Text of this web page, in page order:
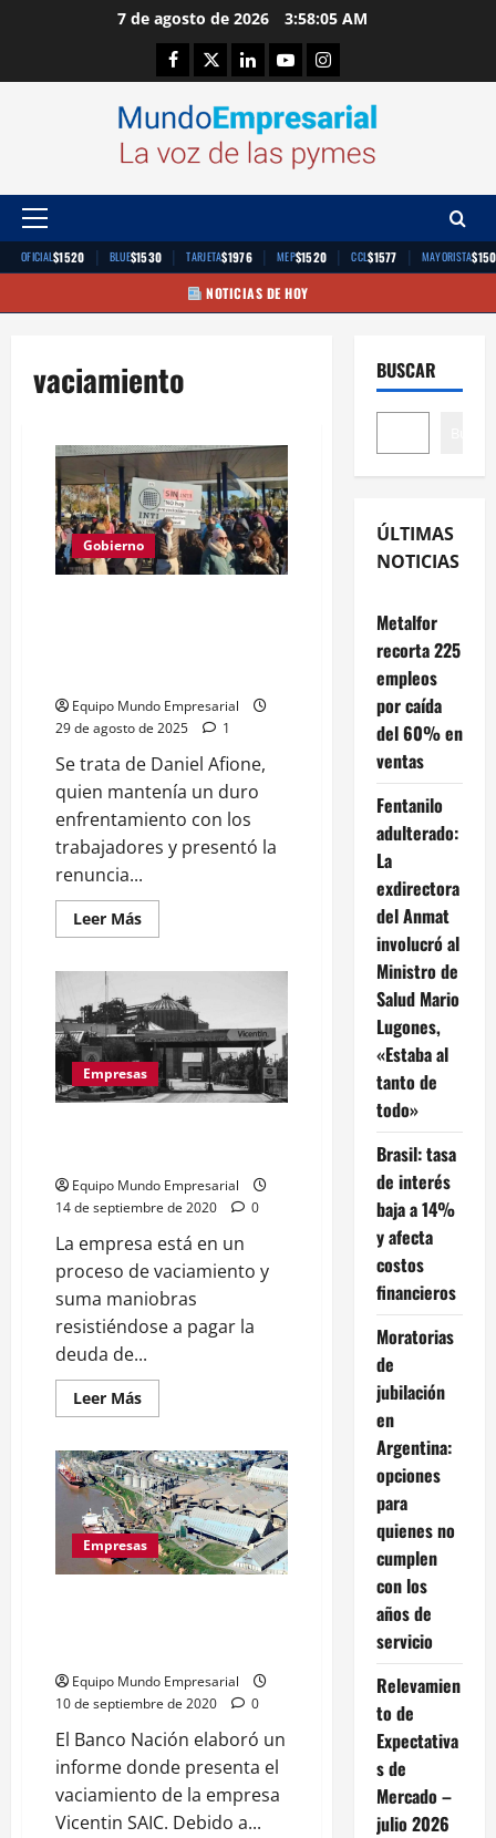
7 de agosto de 2026 3:58:06 AM
Facebook
TwitterLinkedinYoutubeInstagram
Menú
principal
OFICIAL$1520 | BLUE$1530 | TARJETA$1976 | MEP$1520 | CCL$1577 | MAYORISTA
NOTICIAS DE HOY
vaciamiento
Gobierno
Equipo Mundo Empresarial
29 de agosto de 2025
1
Se trata de Daniel Afione,
quien mantenía un duro
enfrentamiento con los
trabajadores y presentó la
renuncia...
Leer MásLeer
más
Afione
renunció
a
la
presidencia
del
INTI
tras
conflictos
de
interés
Empresas
Equipo Mundo Empresarial
14 de septiembre de 2020
0
La empresa está en un
proceso de vaciamiento y
suma maniobras
resistiéndose a pagar la
deuda de...
Leer MásLeer
más
Vicentin:
Informe
de
un
estafa
nacional
Empresas
Equipo Mundo Empresarial
10 de septiembre de 2020
0
El Banco Nación elaboró un
informe donde presenta el
vaciamiento de la empresa
Vicentin SAIC. Debido a...
BUSCAR
ÚLTIMAS
NOTICIAS
Metalfor
recorta 225
empleos
por caída
del 60% en
ventas
Fentanilo
adulterado:
La
exdirectora
del Anmat
involucró al
Ministro de
Salud Mario
Lugones,
«Estaba al
tanto de
todo»
Brasil: tasa
de interés
baja a 14%
y afecta
costos
financieros
Moratorias
de
jubilación
en
Argentina:
opciones
para
quienes no
cumplen
con los
años de
servicio
Relevamien
to de
Expectativa
s de
Mercado –
julio 2026